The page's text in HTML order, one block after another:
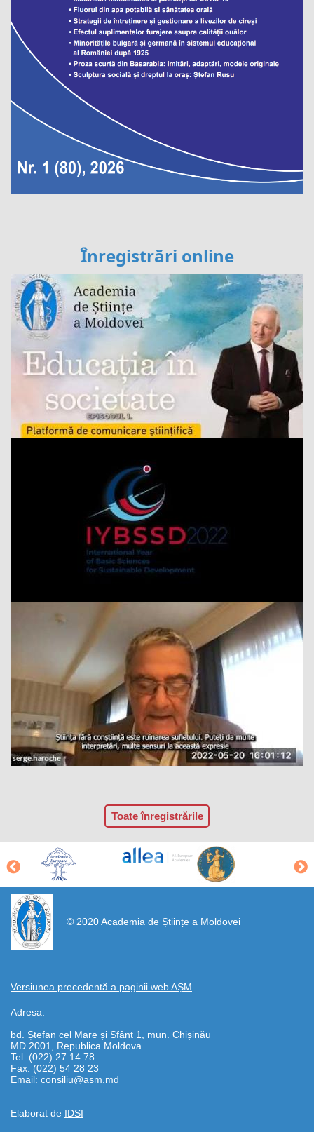
Înregistrări online
Toate înregistrările
© 2020 Academia de Științe a Moldovei
Versiunea precedentă a paginii web AȘM
Adresa:
bd. Ștefan cel Mare și Sfânt 1, mun. Chișinău
MD 2001, Republica Moldova
Tel: (022) 27 14 78
Fax: (022) 54 28 23
Email: consiliu@asm.md
Elaborat de IDSI
https://propletenie.ru/